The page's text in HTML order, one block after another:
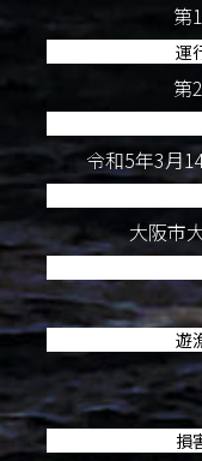
第
運
第
令和5年3月
大阪市
遊
損